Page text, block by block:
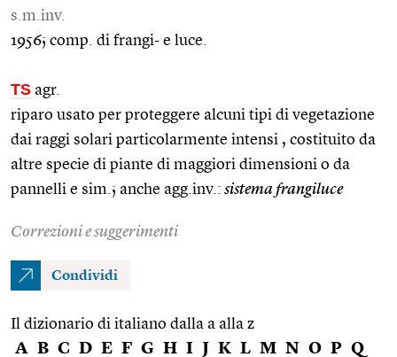
s.m.inv.
1956; comp. di frangi- e luce.
TS agr.
riparo usato per proteggere alcuni tipi di vegetazione
dai raggi solari particolarmente intensi , costituito da
altre specie di piante di maggiori dimensioni o da
pannelli e sim.; anche agg.inv.: sistema frangiluce
Correzioni e suggerimenti
Condividi
Il dizionario di italiano dalla a alla z
A B C D E F G H I J K L M N O P Q